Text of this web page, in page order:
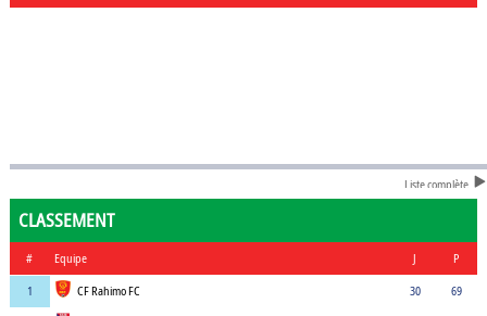
Liste complète
CLASSEMENT
# Equipe J
P
1
CF Rahimo FC 30
69